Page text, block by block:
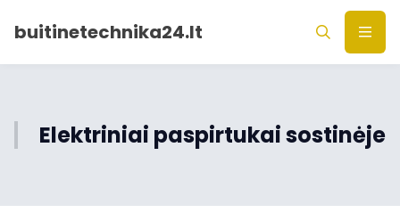
buitinetechnika24.lt
Elektriniai paspirtukai sostinėje